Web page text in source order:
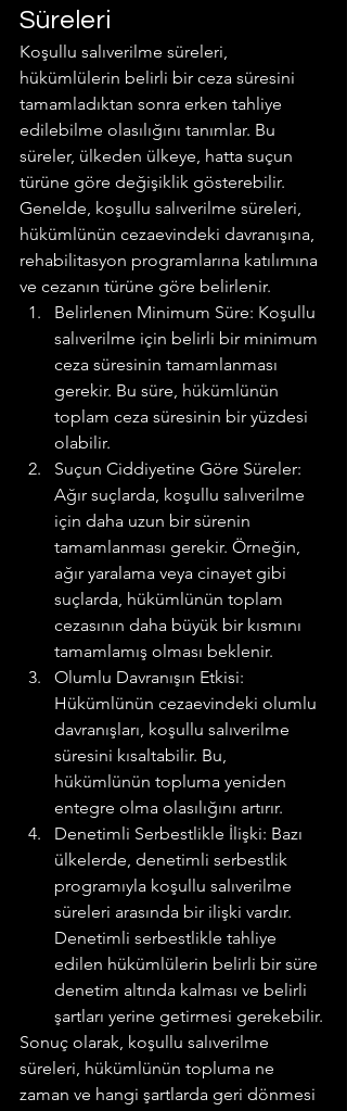
Süreleri
Koşullu salıverilme süreleri,
hükümlülerin belirli bir ceza süresini
tamamladıktan sonra erken tahliye
edilebilme olasılığını tanımlar. Bu
süreler, ülkeden ülkeye, hatta suçun
türüne göre değişiklik gösterebilir.
Genelde, koşullu salıverilme süreleri,
hükümlünün cezaevindeki davranışına,
rehabilitasyon programlarına katılımına
ve cezanın türüne göre belirlenir.
Belirlenen Minimum Süre: Koşullu
salıverilme için belirli bir minimum
ceza süresinin tamamlanması
gerekir. Bu süre, hükümlünün
toplam ceza süresinin bir yüzdesi
olabilir.
Suçun Ciddiyetine Göre Süreler:
Ağır suçlarda, koşullu salıverilme
için daha uzun bir sürenin
tamamlanması gerekir. Örneğin,
ağır yaralama veya cinayet gibi
suçlarda, hükümlünün toplam
cezasının daha büyük bir kısmını
tamamlamış olması beklenir.
Olumlu Davranışın Etkisi:
Hükümlünün cezaevindeki olumlu
davranışları, koşullu salıverilme
süresini kısaltabilir. Bu,
hükümlünün topluma yeniden
entegre olma olasılığını artırır.
Denetimli Serbestlikle İlişki: Bazı
ülkelerde, denetimli serbestlik
programıyla koşullu salıverilme
süreleri arasında bir ilişki vardır.
Denetimli serbestlikle tahliye
edilen hükümlülerin belirli bir süre
denetim altında kalması ve belirli
şartları yerine getirmesi gerekebilir.
Sonuç olarak, koşullu salıverilme
süreleri, hükümlünün topluma ne
zaman ve hangi şartlarda geri dönmesi